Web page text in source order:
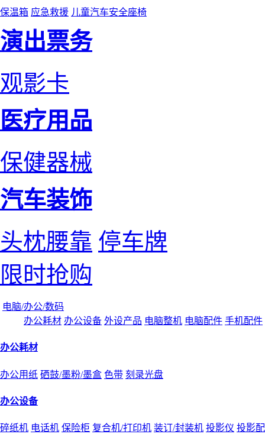
保温箱 应急救援 儿童汽车安全座椅
演出票务
观影卡
医疗用品
保健器械
汽车装饰
头枕腰靠 停车牌
限时抢购
电脑/办公/数码
办公耗材 办公设备 外设产品 电脑整机 电脑配件 手机配件
办公耗材
办公用纸 硒鼓/墨粉/墨盒 色带 刻录光盘
办公设备
碎纸机 电话机 保险柜 复合机/打印机 装订/封装机 投影仪 投影